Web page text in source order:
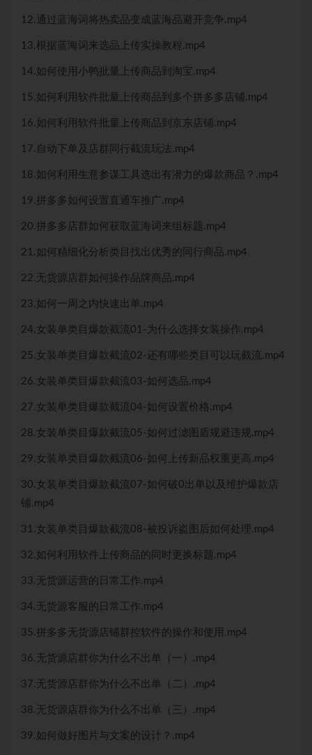
12.通过蓝海词将热卖品变成蓝海品避开竞争.mp4
13.根据蓝海词来选品上传实操教程.mp4
14.如何使用小鸭批量上传商品到淘宝.mp4
15.如何利用软件批量上传商品到多个拼多多店铺.mp4
16.如何利用软件批量上传商品到京东店铺.mp4
17.自动下单及店群同行截流玩法.mp4
18.如何利用生意参谋工具选出有潜力的爆款商品？.mp4
19.拼多多如何设置直通车推广.mp4
20.拼多多店群如何获取蓝海词来组标题.mp4
21.如何精细化分析类目找出优秀的同行商品.mp4
22.无货源店群如何操作品牌商品.mp4
23.如何一周之内快速出单.mp4
24.女装单类目爆款截流01-为什么选择女装操作.mp4
25.女装单类目爆款截流02-还有哪些类目可以玩截流.mp4
26.女装单类目爆款截流03-如何选品.mp4
27.女装单类目爆款截流04-如何设置价格.mp4
28.女装单类目爆款截流05-如何过滤图盾规避违规.mp4
29.女装单类目爆款截流06-如何上传新品权重更高.mp4
30.女装单类目爆款截流07-如何破0出单以及维护爆款店
铺.mp4
31.女装单类目爆款截流08-被投诉盗图后如何处理.mp4
32.如何利用软件上传商品的同时更换标题.mp4
33.无货源运营的日常工作.mp4
34.无货源客服的日常工作.mp4
35.拼多多无货源店铺群控软件的操作和使用.mp4
36.无货源店群你为什么不出单（一）.mp4
37.无货源店群你为什么不出单（二）.mp4
38.无货源店群你为什么不出单（三）.mp4
39.如何做好图片与文案的设计？.mp4